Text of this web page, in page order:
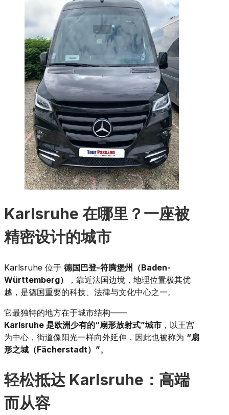
Karlsruhe 在哪里？一座被
精密设计的城市
Karlsruhe 位于 德国巴登-符腾堡州（Baden-
Württemberg）
，靠近法国边境，地理位置极其优
越，是德国重要的科技、法律与文化中心之一。
它最独特的地方在于城市结构——
Karlsruhe 是欧洲少有的“扇形放射式”城市 ，以王宫
为中心，街道像阳光一样向外延伸，因此也被称为 “扇
形之城（Fächerstadt）”。
轻松抵达 Karlsruhe：高端
而从容